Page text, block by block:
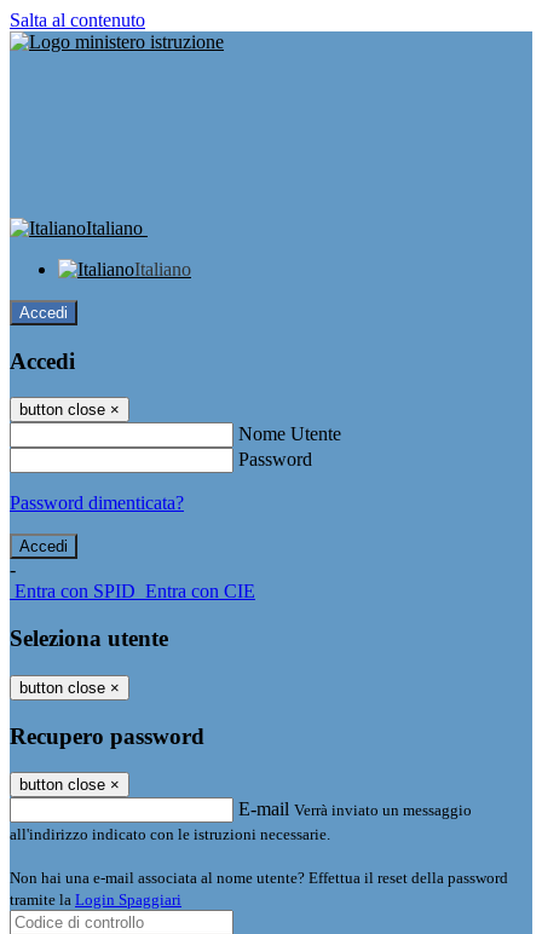
Salta al contenuto
Italiano
Italiano
Accedi
Accedi
button close ×
Nome Utente
Password
Password dimenticata?
-
Entra con SPID Entra con CIE
Seleziona utente
button close ×
Recupero password
button close ×
E-mail Verrà inviato un messaggio
all'indirizzo indicato con le istruzioni necessarie.
Non hai una e-mail associata al nome utente? Effettua il reset della password
tramite la Login Spaggiari